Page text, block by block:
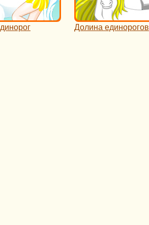
Долина единорогов